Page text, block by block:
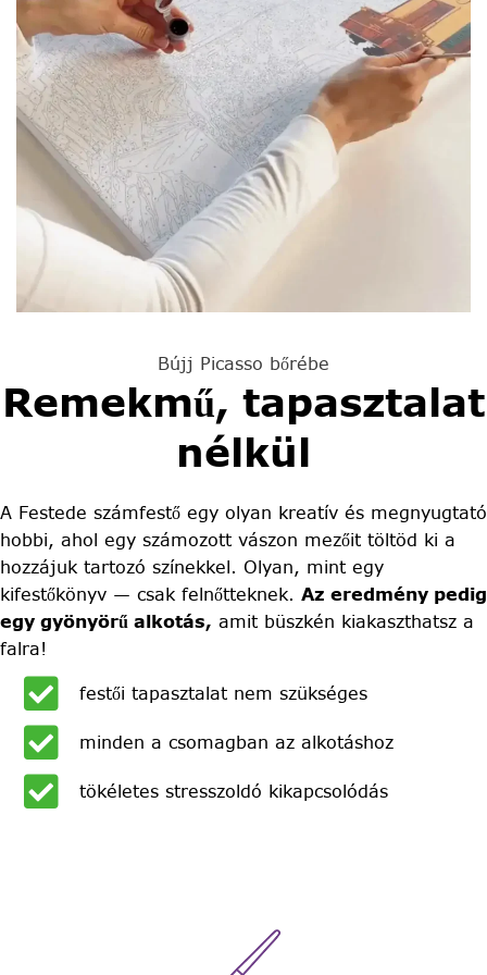
Bújj Picasso bőrébe
Remekmű, tapasztalat
nélkül
A Festede számfestő egy olyan kreatív és megnyugtató
hobbi, ahol egy számozott vászon mezőit töltöd ki a
hozzájuk tartozó színekkel. Olyan, mint egy
kifestőkönyv — csak felnőtteknek. Az eredmény pedig
egy gyönyörű alkotás, amit büszkén kiakaszthatsz a
falra!
festői tapasztalat nem szükséges
minden a csomagban az alkotáshoz
tökéletes stresszoldó kikapcsolódás